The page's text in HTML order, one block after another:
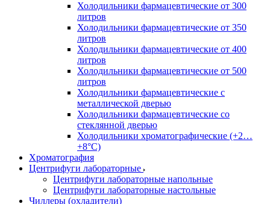
Холодильники фармацевтические от 300
литров
Холодильники фармацевтические от 350
литров
Холодильники фармацевтические от 400
литров
Холодильники фармацевтические от 500
литров
Холодильники фармацевтические с
металлической дверью
Холодильники фармацевтические со
стеклянной дверью
Холодильники хроматографические (+2…
+8°C)
Хроматография
Центрифуги лабораторные
Центрифуги лабораторные напольные
Центрифуги лабораторные настольные
Чиллеры (охладители)